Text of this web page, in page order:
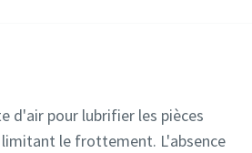
d'air pour lubrifier les pièces
le frottement. L'absence